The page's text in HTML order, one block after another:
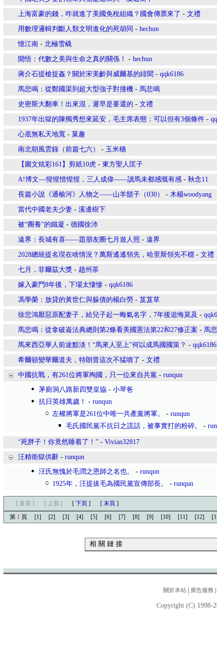
上海富豪的錢，咋就進了美國免稅組織？國會傳票來了 - 文禮
用數理邏輯判斷人類文明進化的死胡同 - hechun
憶江南 - 北極雪橇
開悟：代數之美與生命之真的關係！ - hechun
蔣介石提槍捉姦？關於宋美齡與威爾基的緋聞 - qqk6186
馬悲鳴：從鄭國渠到超大型強子對撞機 - 馬悲鳴
史密斯大翻車！出來混，遲早是要還的 - 文禮
1937年出獄的陳獨秀想來延安，毛主席表態：可以但有3個條件 -
心底無私天地寬 - 菓趣
南北朝風雲錄（前篇七六） - 玉米穗
【圖文炫彩161】剪紙10虎 - 東方聖人匡子
A!博文---惺惺惜惺惺，三人成偉——讀馬未都感慨有感 - 秋念11
長篇小說《通榆河》人物之——山羊鬍子（030） - 木楊woodyang
當代中國老夫少妻 - 溪邊樹下
被“圈養”的鐵凝 - 德國徐沛
遠界：長城有喜——題朋友圈七月遊人照 - 遠界
2028總統提名現在啥情況？萬斯遙遙領先，哈里斯領先不穩 - 文禮
七月，菲爾茲大獎 - 趙州茶
嫁入豪門8年後，下場太悽慘 - qqk6186
馮學榮：放貸的黃世仁與躲債的楊白勞 - 芨芨草
徐悲鴻厭惡原配妻子，給兒子起一晦氣名字，7年後追悔莫及 -
馬悲鳴：從拿破崙法典總則第2條看美國憲法第22和27修正案 - 馬
馬來西亞華人前途黯淡！“馬來人至上”何以成馬國國策？ - qqk6186
希爾頓變華爾道夫，特朗普這次不猛噴了 - 文禮
中國抗戰，有261位將軍殉國，只一位來自共黨 - runqun
茅廁洞八路新四雙皇協 - 小琴爸
抗日英雄萬歲！
- runqun
左權將軍是261位中唯一共產黨將軍。
- runqun
毛氏國民黨不抗日之謊話，被事實打的粉碎。
-
“死胖子！你竟然睡着了！” - Vivian32817
汪精衛獄供辭 - runqun
汪氏無愧於毛潤之恩師之名也。
- runqun
1925年，汪提拔毛為國民黨宣傳部長。
- runqun
[ 首頁 ] [ 上頁 ] [ 下頁 ] [ 末頁 ]
第 1 頁 [1] [2] [3] [4] [5] [6] [7] [8] [9] [10] [11] [12]
相 關 鏈 接
關於本站 廣告服務
Copyright (C) 1998-